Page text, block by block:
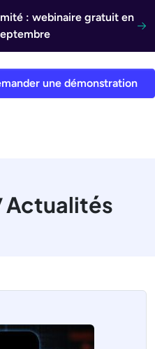
: webinaire gratuit en
une démonstration
Actualités